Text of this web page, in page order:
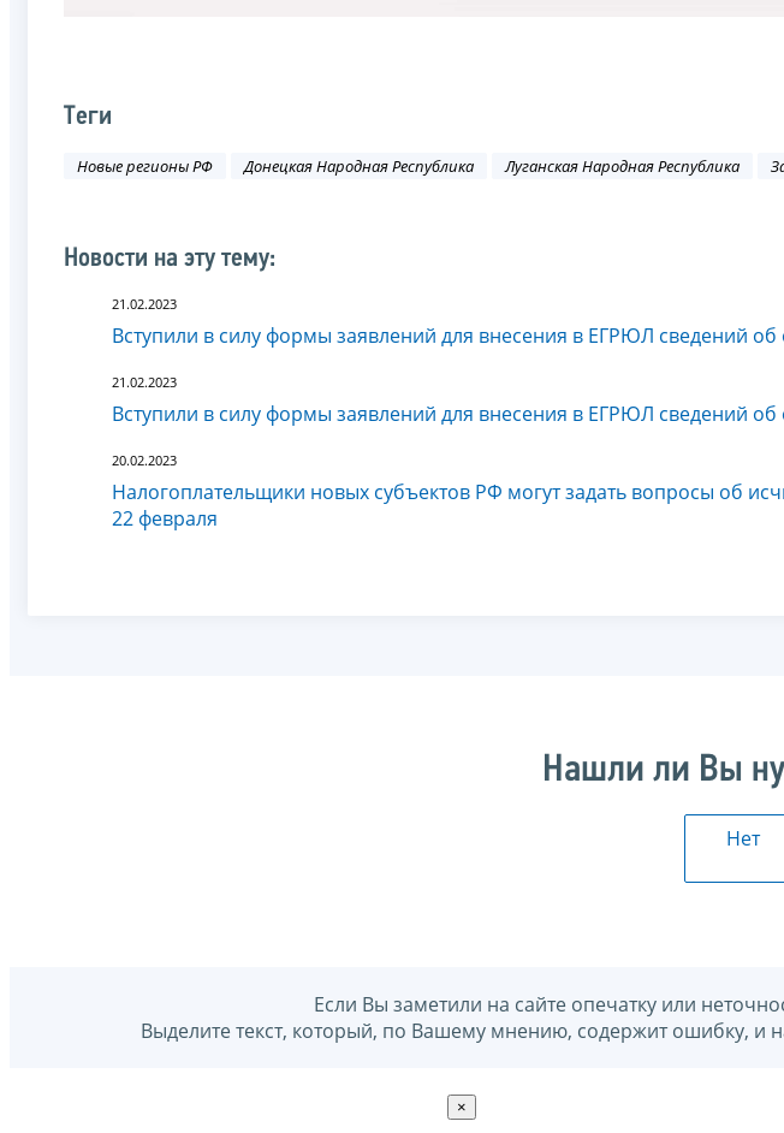
Теги
Новые регионы РФ Донецкая Народная Республика Луганская Народная Республика
Новости на эту тему:
21.02.2023
Вступили в силу формы заявлений для внесения в ЕГРЮЛ сведений об
21.02.2023
Вступили в силу формы заявлений для внесения в ЕГРЮЛ сведений об
20.02.2023
Налогоплательщики новых субъектов РФ могут задать вопросы об
22 февраля
Нашли ли Вы
Нет
Если Вы заметили на сайте опечатку или
Выделите текст, который, по Вашему мнению, содержит ошибку,
×